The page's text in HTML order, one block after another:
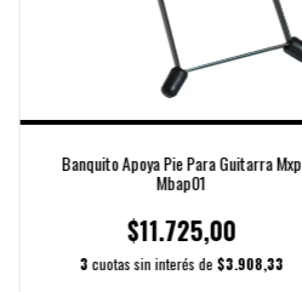
Banquito Apoya Pie Para Guitarra Mxp
Mbap01
$11.725,00
3 cuotas sin interés de $3.908,33